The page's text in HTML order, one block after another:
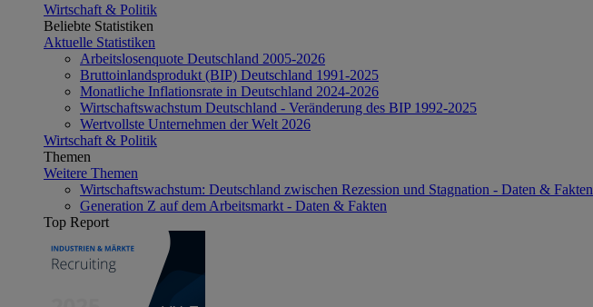
Wirtschaft & Politik
Beliebte Statistiken
Aktuelle Statistiken
Arbeitslosenquote Deutschland 2005-2026
Bruttoinlandsprodukt (BIP) Deutschland 1991-2025
Monatliche Inflationsrate in Deutschland 2024-2026
Wirtschaftswachstum Deutschland - Veränderung des BIP 1992-2025
Wertvollste Unternehmen der Welt 2026
Wirtschaft & Politik
Themen
Weitere Themen
Wirtschaftswachstum: Deutschland zwischen Rezession und Stagnation - Daten & Fakten
Generation Z auf dem Arbeitsmarkt - Daten & Fakten
Top Report